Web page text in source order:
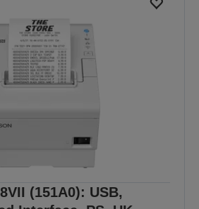
(151A0): USB,